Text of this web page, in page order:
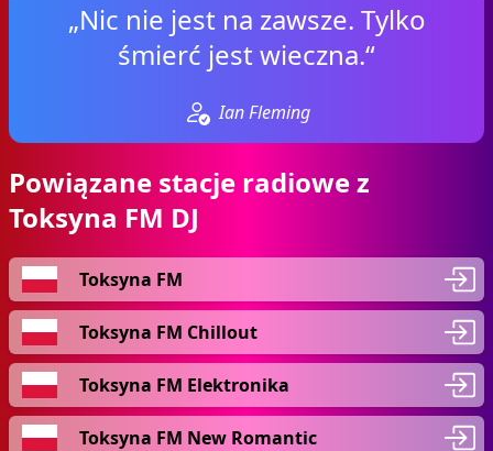
„Nic nie jest na zawsze. Tylko
śmierć jest wieczna.“
Ian Fleming
Powiązane stacje radiowe z
Toksyna FM DJ
Toksyna FM
Toksyna FM Chillout
Toksyna FM Elektronika
Toksyna FM New Romantic